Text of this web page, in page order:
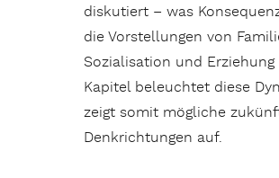
diskutiert – was
die Vorstellungen von
Sozialisation und Erziehung
Kapitel beleuchtet diese
zeigt somit mögliche
Denkrichtungen auf.